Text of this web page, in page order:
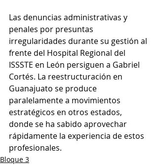
Las denuncias administrativas y
penales por presuntas
irregularidades durante su gestión al
frente del Hospital Regional del
ISSSTE en León persiguen a Gabriel
Cortés. La reestructuración en
Guanajuato se produce
paralelamente a movimientos
estratégicos en otros estados,
donde se ha sabido aprovechar
rápidamente la experiencia de estos
profesionales.
Bloque 3